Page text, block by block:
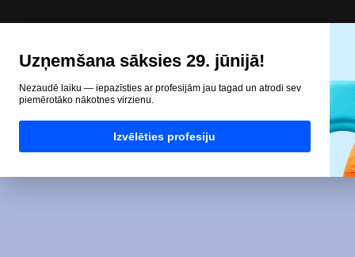
Uzņemšana sāksies 29. jūnijā!
Nezaudē laiku — iepazīsties ar profesijām jau tagad un atrodi sev
piemērotāko nākotnes virzienu.
Izvēlēties profesiju